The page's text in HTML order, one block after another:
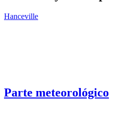
Hanceville
Parte meteorológico